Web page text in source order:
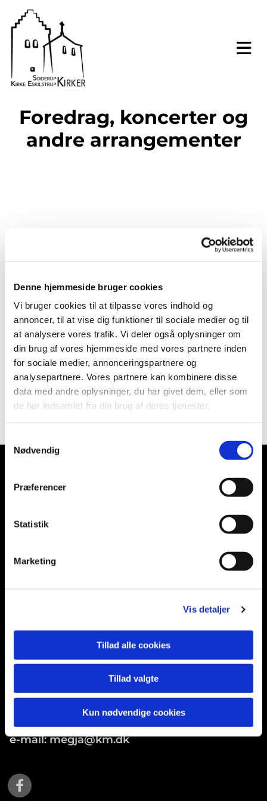
Denne hjemmeside bruger cookies
Vi bruger cookies til at tilpasse vores indhold og
annoncer, til at vise dig funktioner til sociale medier og til
at analysere vores trafik. Vi deler også oplysninger om
din brug af vores hjemmeside med vores partnere inden
for sociale medier, annonceringspartnere og
analysepartnere. Vores partnere kan kombinere disse
data med andre oplysninger, du har givet dem, eller som
de har indsamlet fra din brug af deres tjenester.
Nødvendig
Præferencer
Statistik
Marketing
Vis detaljer
Tillad alle cookies
Tillad valgte
Kun nødvendige cookies
Foredrag, koncerter og
andre arrangementer
Kr. Eskilstrup kirke
Kom i kontakt med os
Sognepræst Meghan Welsch Jakobsen
Tlf: 30 22 45 13
e-mail: megja@km.dk